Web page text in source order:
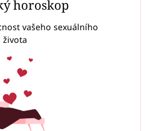
horoskop
vašeho sexuálního
života